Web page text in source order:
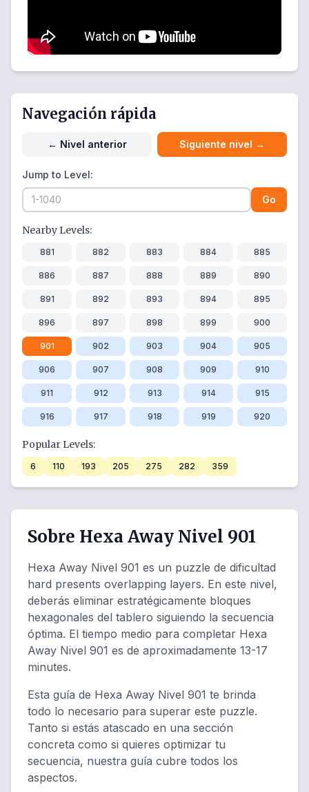
Navegación rápida
← Nivel anterior Siguiente nivel →
Jump to Level:
Go
Nearby Levels:
881 882 883 884 885
886 887 888 889 890
891 892 893 894 895
896 897 898 899 900
901 902 903 904 905
906 907 908 909 910
911 912 913 914 915
916 917 918 919 920
Popular Levels:
6 110 193 205 275 282 359
Sobre Hexa Away Nivel 901
Hexa Away Nivel 901 es un puzzle de dificultad
hard presents overlapping layers. En este nivel,
deberás eliminar estratégicamente bloques
hexagonales del tablero siguiendo la secuencia
óptima. El tiempo medio para completar Hexa
Away Nivel 901 es de aproximadamente 13-17
minutes.
Esta guía de Hexa Away Nivel 901 te brinda
todo lo necesario para superar este puzzle.
Tanto si estás atascado en una sección
concreta como si quieres optimizar tu
secuencia, nuestra guía cubre todos los
aspectos.